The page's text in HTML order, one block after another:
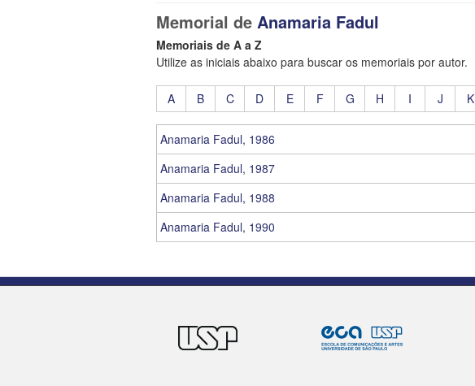
Memorial de Anamaria Fadul
Memoriais de A a Z
Utilize as iniciais abaixo para buscar os memoriais por autor.
A B C D E F G H I J K
Anamaria Fadul, 1986
Anamaria Fadul, 1987
Anamaria Fadul, 1988
Anamaria Fadul, 1990